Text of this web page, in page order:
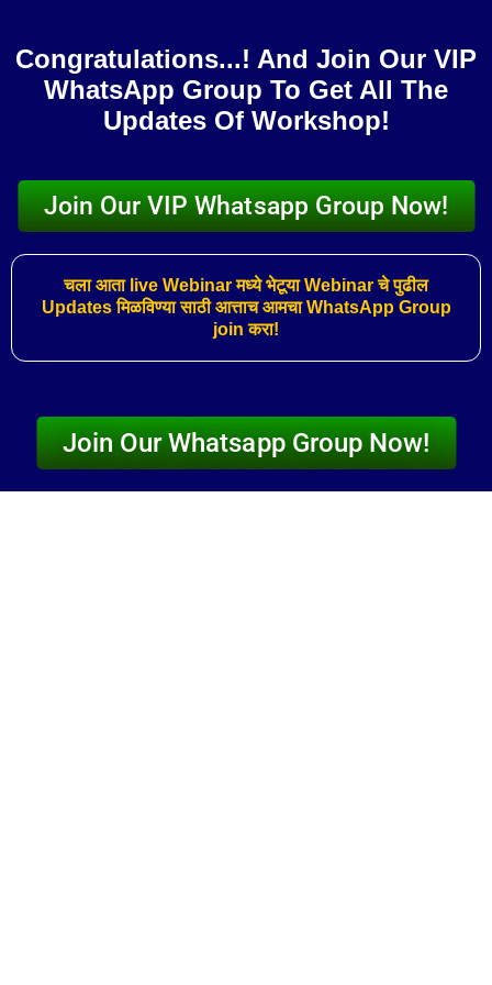
content
Congratulations...! And Join Our VIP
WhatsApp Group To Get All The
Updates Of Workshop!
Join Our VIP Whatsapp Group Now!
चला आता live Webinar मध्ये भेटूया Webinar चे पुढील
Updates मिळविण्या साठी आत्ताच आमचा WhatsApp Group
join करा!
Join Our Whatsapp Group Now!